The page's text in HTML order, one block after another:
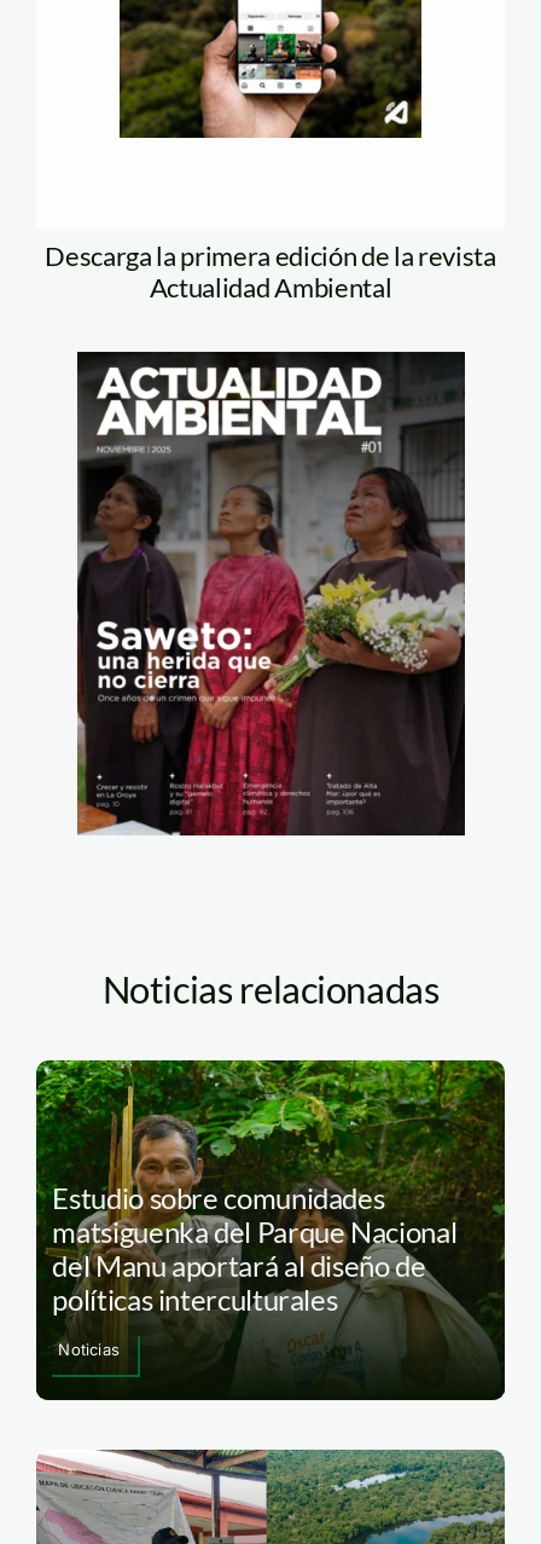
Descarga la primera edición de la revista
Actualidad Ambiental
Noticias relacionadas
Estudio sobre comunidades
matsiguenka del Parque Nacional
del Manu aportará al diseño de
políticas interculturales
Noticias